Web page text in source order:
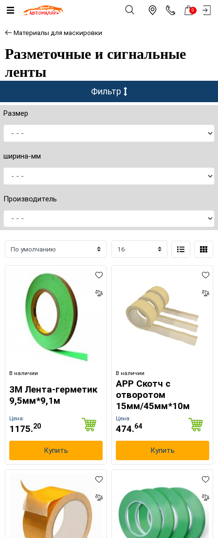
0
Материалы для маскировки
Разметочные и сигнальные
ленты
Фильтр
Размер
ширина-мм
Производитель
В наличии
3M Лента-герметик
9,5мм*9,1м
Цена:
1175.20
Купить
В наличии
APP Скотч с
отворотом
15мм/45мм*10м
Цена:
474.64
Купить